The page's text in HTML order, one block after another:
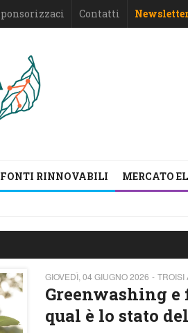
Contatti
FONTI RINNOVABILI MERCATO
GIOVEDÌ, 04 GIUGNO 2026 TROISI
Greenwashing
qual è lo stato